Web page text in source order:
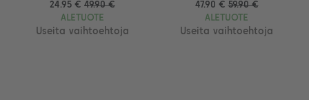
24.95 € 49.90 €
ALETUOTE
Useita vaihtoehtoja
47.90 € 59.90 €
ALETUOTE
Useita vaihtoehtoja